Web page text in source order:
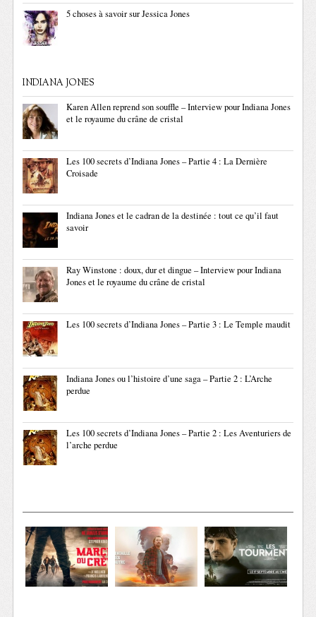
5 choses à savoir sur Jessica Jones
INDIANA JONES
Karen Allen reprend son souffle – Interview pour Indiana Jones
et le royaume du crâne de cristal
Les 100 secrets d’Indiana Jones – Partie 4 : La Dernière
Croisade
Indiana Jones et le cadran de la destinée : tout ce qu’il faut
savoir
Ray Winstone : doux, dur et dingue – Interview pour Indiana
Jones et le royaume du crâne de cristal
Les 100 secrets d’Indiana Jones – Partie 3 : Le Temple maudit
Indiana Jones ou l’histoire d’une saga – Partie 2 : L’Arche
perdue
Les 100 secrets d’Indiana Jones – Partie 2 : Les Aventuriers de
l’arche perdue